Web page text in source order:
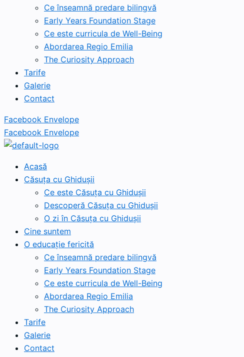
Ce înseamnă predare bilingvă
Early Years Foundation Stage
Ce este curricula de Well-Being
Abordarea Regio Emilia
The Curiosity Approach
Tarife
Galerie
Contact
Facebook Envelope
Facebook Envelope
Acasă
Căsuța cu Ghidușii
Ce este Căsuța cu Ghidușii
Descoperă Căsuța cu Ghidușii
O zi în Căsuța cu Ghidușii
Cine suntem
O educație fericită
Ce înseamnă predare bilingvă
Early Years Foundation Stage
Ce este curricula de Well-Being
Abordarea Regio Emilia
The Curiosity Approach
Tarife
Galerie
Contact